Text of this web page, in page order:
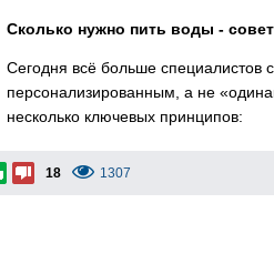
Сколько нужно пить воды -
Сегодня всё больше
персонализированным, а не
несколько ключевых принципов:
18 1307